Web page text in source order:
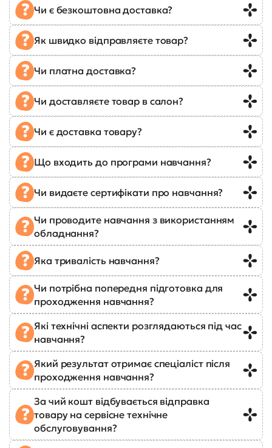
Чи є безкоштовна доставка?
Як швидко відправляєте товар?
Чи платна доставка?
Чи доставляєте товар в салон?
Чи є доставка товару?
Що входить до програми навчання?
Чи видаєте сертифікати про навчання?
Чи проводите навчання з використанням
обладнання?
Яка тривалість навчання?
Чи потрібна попередня підготовка для
проходження навчання?
Які технічні аспекти розглядаються під час
навчання?
Який результат отримає спеціаліст після
проходження навчання?
За чий кошт відбувається відправка
товару на сервісне технічне
обслуговування?